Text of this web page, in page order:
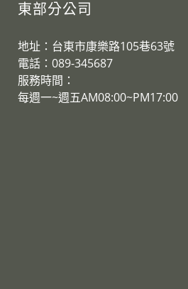
東部分公司
地址：台東市康樂路105巷63號
電話：089-345687
服務時間：
​每週一~週五AM08:00~PM17:00